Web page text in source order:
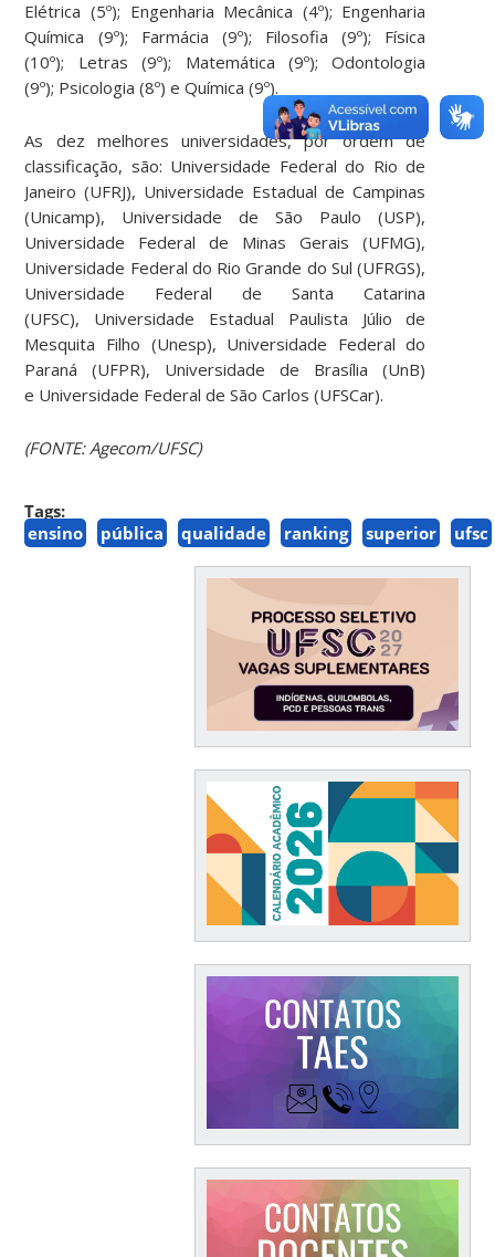
Elétrica (5º); Engenharia Mecânica (4º); Engenharia
Química (9º); Farmácia (9º); Filosofia (9º); Física
(10º); Letras (9º); Matemática (9º); Odontologia
(9º); Psicologia (8º) e Química (9º).
As dez melhores universidades, por ordem de
classificação, são: Universidade Federal do Rio de
Janeiro (UFRJ), Universidade Estadual de Campinas
(Unicamp), Universidade de São Paulo (USP),
Universidade Federal de Minas Gerais (UFMG),
Universidade Federal do Rio Grande do Sul (UFRGS),
Universidade Federal de Santa Catarina
(UFSC), Universidade Estadual Paulista Júlio de
Mesquita Filho (Unesp), Universidade Federal do
Paraná (UFPR), Universidade de Brasília (UnB)
e Universidade Federal de São Carlos (UFSCar).
(FONTE: Agecom/UFSC)
Tags:
ensino
pública qualidade ranking superior ufsc